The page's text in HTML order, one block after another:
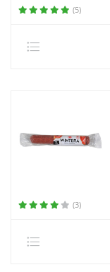
(5)
(3)